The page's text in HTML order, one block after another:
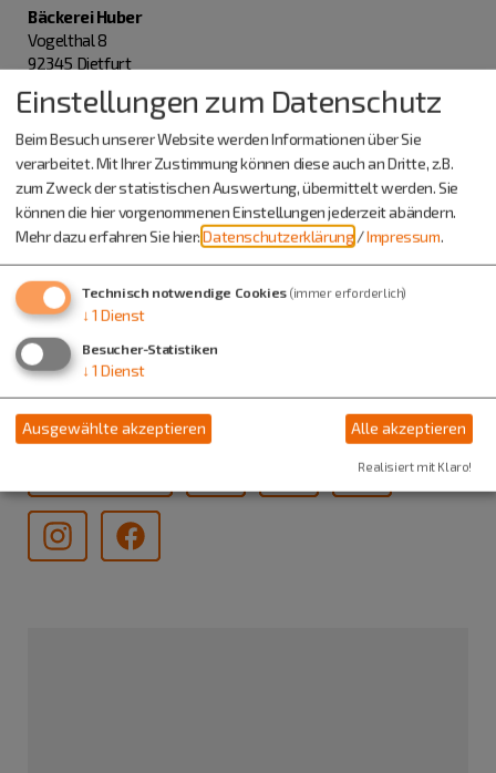
Bäckerei Huber
Vogelthal 8
92345 Dietfurt
08464 1527
Fischmann
Frau Anita Reichelmann
Farbmühlweg 6
0151 12172580
Bäckerei Frank
Bruckstraße 6
93339 Riedenburg
Einstellungen zum Datenschutz
Beim Besuch unserer Website werden Informationen über Sie
verarbeitet. Mit Ihrer Zustimmung können diese auch an Dritte, z.B.
zum Zweck der statistischen Auswertung, übermittelt werden. Sie
können die hier vorgenommenen Einstellungen jederzeit abändern.
Mehr dazu erfahren Sie hier:Datenschutzerklärung /Impressum.
Technisch notwendige Cookies (immer erforderlich)
↓ 1 Dienst
Besucher-Statistiken
↓ 1 Dienst
Ausgewählte akzeptieren Alle akzeptieren
Realisiert mit Klaro!